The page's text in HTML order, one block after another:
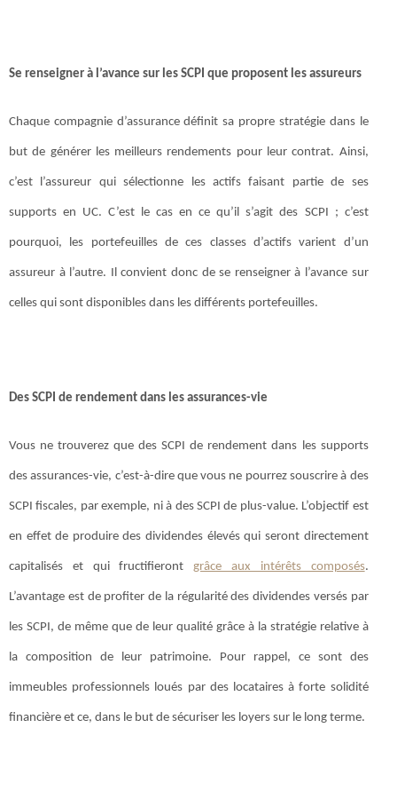
Se renseigner à l’avance sur les SCPI que proposent les assureurs
Chaque compagnie d’assurance définit sa propre stratégie dans le
but de générer les meilleurs rendements pour leur contrat. Ainsi,
c’est l’assureur qui sélectionne les actifs faisant partie de ses
supports en UC. C’est le cas en ce qu’il s’agit des SCPI ; c’est
pourquoi, les portefeuilles de ces classes d’actifs varient d’un
assureur à l’autre. Il convient donc de se renseigner à l’avance sur
celles qui sont disponibles dans les différents portefeuilles.
Des SCPI de rendement dans les assurances-vie
Vous ne trouverez que des SCPI de rendement dans les supports
des assurances-vie, c’est-à-dire que vous ne pourrez souscrire à des
SCPI fiscales, par exemple, ni à des SCPI de plus-value. L’objectif est
en effet de produire des dividendes élevés qui seront directement
capitalisés et qui fructifierontgrâce aux intérêts composés.
L’avantage est de profiter de la régularité des dividendes versés par
les SCPI, de même que de leur qualité grâce à la stratégie relative à
la composition de leur patrimoine. Pour rappel, ce sont des
immeubles professionnels loués par des locataires à forte solidité
financière et ce, dans le but de sécuriser les loyers sur le long terme.